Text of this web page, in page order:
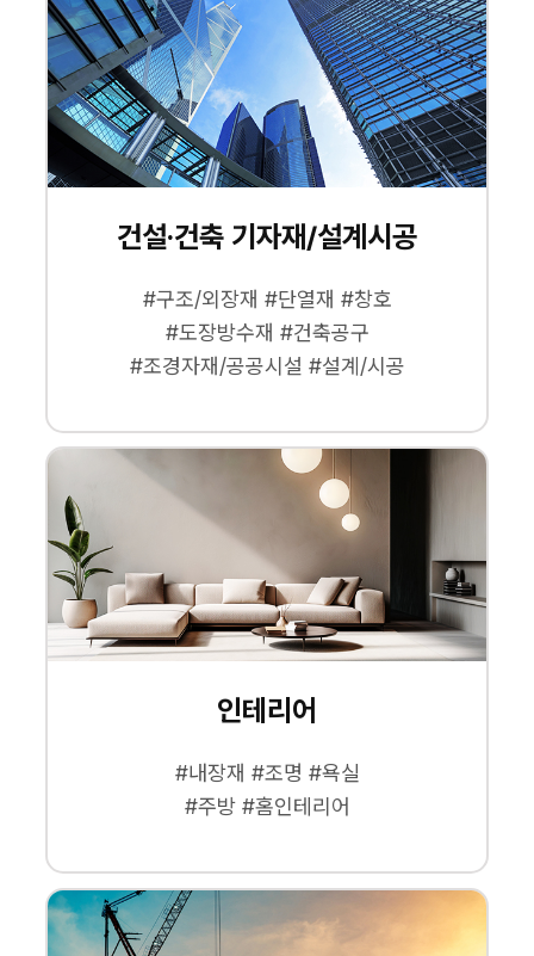
건설·건축 기자재/설계시공
#구조/외장재 #단열재 #창호
#도장방수재 #건축공구
#조경자재/공공시설 #설계/시공
인테리어
#내장재 #조명 #욕실
#주방 #홈인테리어